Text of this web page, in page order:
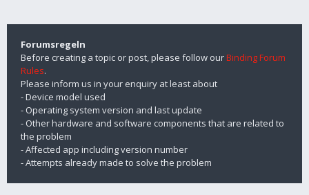
Forumsregeln
Before creating a topic or post, please follow ourBinding Forum
Rules.
Please inform us in your enquiry at least about
- Device model used
- Operating system version and last update
- Other hardware and software components that are related to
the problem
- Affected app including version number
- Attempts already made to solve the problem